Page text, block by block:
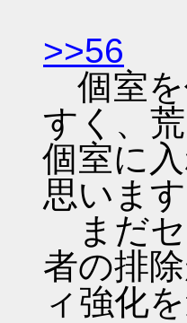
>>56
個室を
すく、
個室に
思います
まだセ
者の排
ィ強化